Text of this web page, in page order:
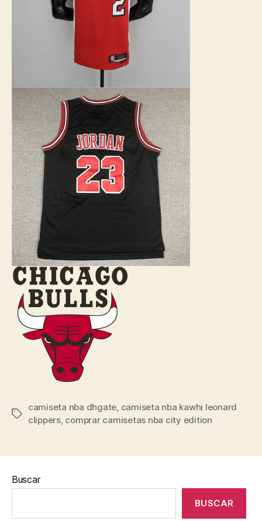
Etiquetas
camiseta nba dhgate, camiseta nba kawhi leonard
clippers, comprar camisetas nba city edition
Buscar
BUSCAR